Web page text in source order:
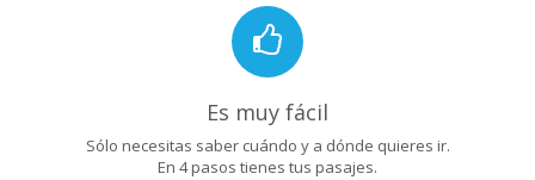
Es muy fácil
Sólo necesitas saber cuándo y a dónde quieres ir.
En 4 pasos tienes tus pasajes.